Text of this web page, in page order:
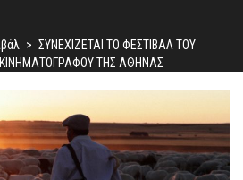
> ΣΥΝΕΧΙΖΕΤΑΙ ΤΟ ΦΕΣΤΙΒΑΛ ΤΟΥ
ΤΗΣ ΑΘΗΝΑΣ